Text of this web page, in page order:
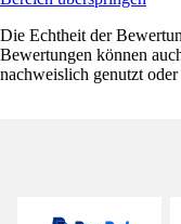
Die Echtheit der
Bewertungen können
nachweislich genutzt